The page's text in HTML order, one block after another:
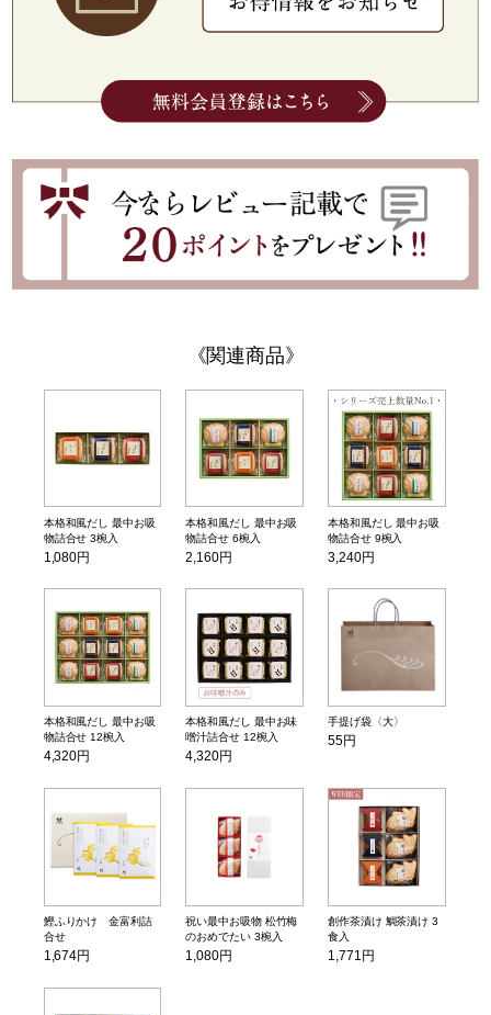
関連商品
本格和風だし 最中お吸
物詰合せ 3椀入
1,080円
本格和風だし 最中お吸
物詰合せ 6椀入
2,160円
本格和風だし 最中お吸
物詰合せ 9椀入
3,240円
本格和風だし 最中お吸
物詰合せ 12椀入
4,320円
本格和風だし 最中お味
噌汁詰合せ 12椀入
4,320円
手提げ袋〈大〉
55円
鰹ふりかけ 金富利詰
合せ
1,674円
祝い最中お吸物 松竹梅
のおめでたい 3椀入
1,080円
創作茶漬け 鯛茶漬け 3
食入
1,771円